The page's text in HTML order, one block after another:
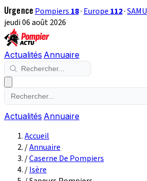
Urgence Pompiers 18· Europe 112·SAMU
jeudi 06 août 2026
Actualités Annuaire
Actualités Annuaire
Accueil
/Annuaire
/Caserne De Pompiers
/Isère